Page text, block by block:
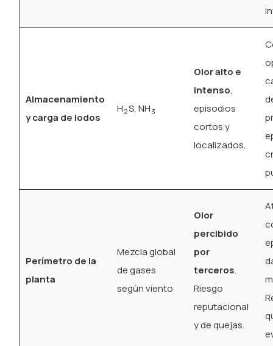
Almacenamiento
y carga de lodos
H2S, NH 3
Olor alto e
intenso,
episodios
cortos y
localizados.
Perímetro de la
planta
Mezcla global
de gases
según viento
Olor
percibido
por
terceros.
Riesgo
reputacional
y de quejas.